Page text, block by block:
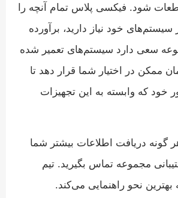
شود. فیکسی پلاس تمام آنچه را
خود نیاز دارید، برآورده
سعی دارد سیستم‌های تعمیر شده
ممکن در اختیار شما قرار دهد تا
خود که وابسته به این تجهیزات
گونه دریافت اطلاعات بیشتر شما
مجموعه تماس بگیرید. تیم
بهترین نحو راهنمایی می‌کند.